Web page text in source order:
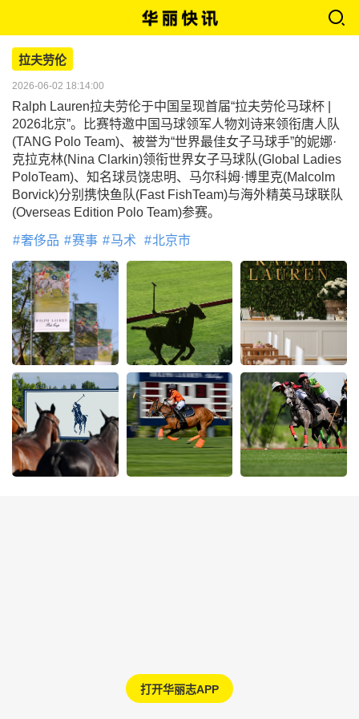
拉夫劳伦
2026-06-02 18:14:00
Ralph Lauren拉夫劳伦于中国呈现首届“拉夫劳伦马球杯 |
2026北京”。比赛特邀中国马球领军人物刘诗来领衔唐人队
(TANG Polo Team)、被誉为“世界最佳女子马球手”的妮娜·
克拉克林(Nina Clarkin)领衔世界女子马球队(Global Ladies
PoloTeam)、知名球员饶忠明、马尔科姆·博里克(Malcolm
Borvick)分别携快鱼队(Fast FishTeam)与海外精英马球联队
(Overseas Edition Polo Team)参赛。
奢侈品 赛事 马术 北京市
打开华丽志APP